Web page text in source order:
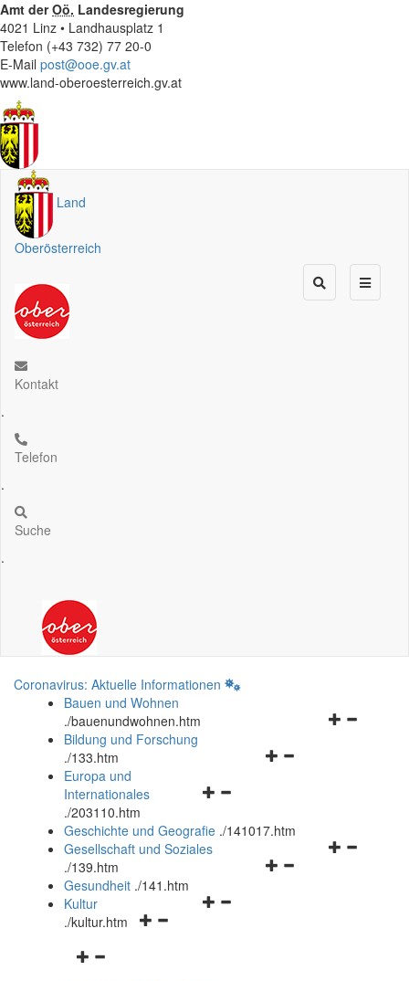
Amt derOö. Landesregierung
4021 Linz • Landhausplatz 1
Telefon (+43 732) 77 20-0
E-Mail post@ooe.gv.at
www.land-oberoesterreich.gv.at
Land
Oberösterreich
Kontakt
.
Telefon
.
Suche
.
Coronavirus: Aktuelle Informationen
Bauen und Wohnen
./bauenundwohnen.htm
Navigationsmenü
Bildung und Forschung
./133.htm
Navigationsmenü
und
schließen
Europa und
Internationales
./203110.htm
Geschichte und Geografie ./141017.htm
Navigationsmenü
Gesellschaft und Soziales
./139.htm
Navigationsmenü
Gesundheit ./141.htm
Navigationsmenü
Kultur
./kultur.htm
Navigationsmenü